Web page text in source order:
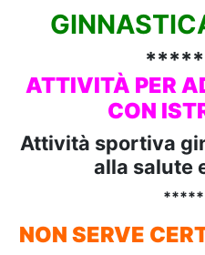
ATTIVITÀ PER
CON
Attività sportiva
alla salute
NON SERVE